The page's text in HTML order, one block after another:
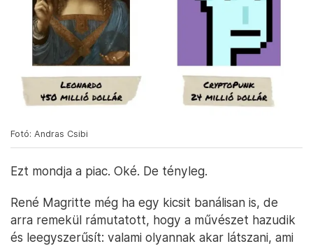
Fotó: Andras Csibi
Ezt mondja a piac. Oké. De tényleg.
René Magritte még ha egy kicsit banálisan is, de
arra remekül rámutatott, hogy a művészet hazudik
és leegyszerűsít: valami olyannak akar látszani, ami